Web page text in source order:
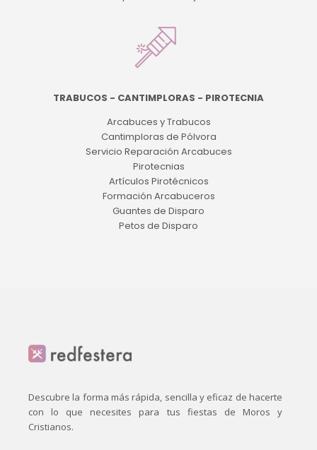
TRABUCOS - CANTIMPLORAS - PIROTECNIA
Arcabuces y Trabucos
Cantimploras de Pólvora
Servicio Reparación Arcabuces
Pirotecnias
Artículos Pirotécnicos
Formación Arcabuceros
Guantes de Disparo
Petos de Disparo
Descubre la forma más rápida, sencilla y eficaz de hacerte
con lo que necesites para tus fiestas de Moros y
Cristianos.